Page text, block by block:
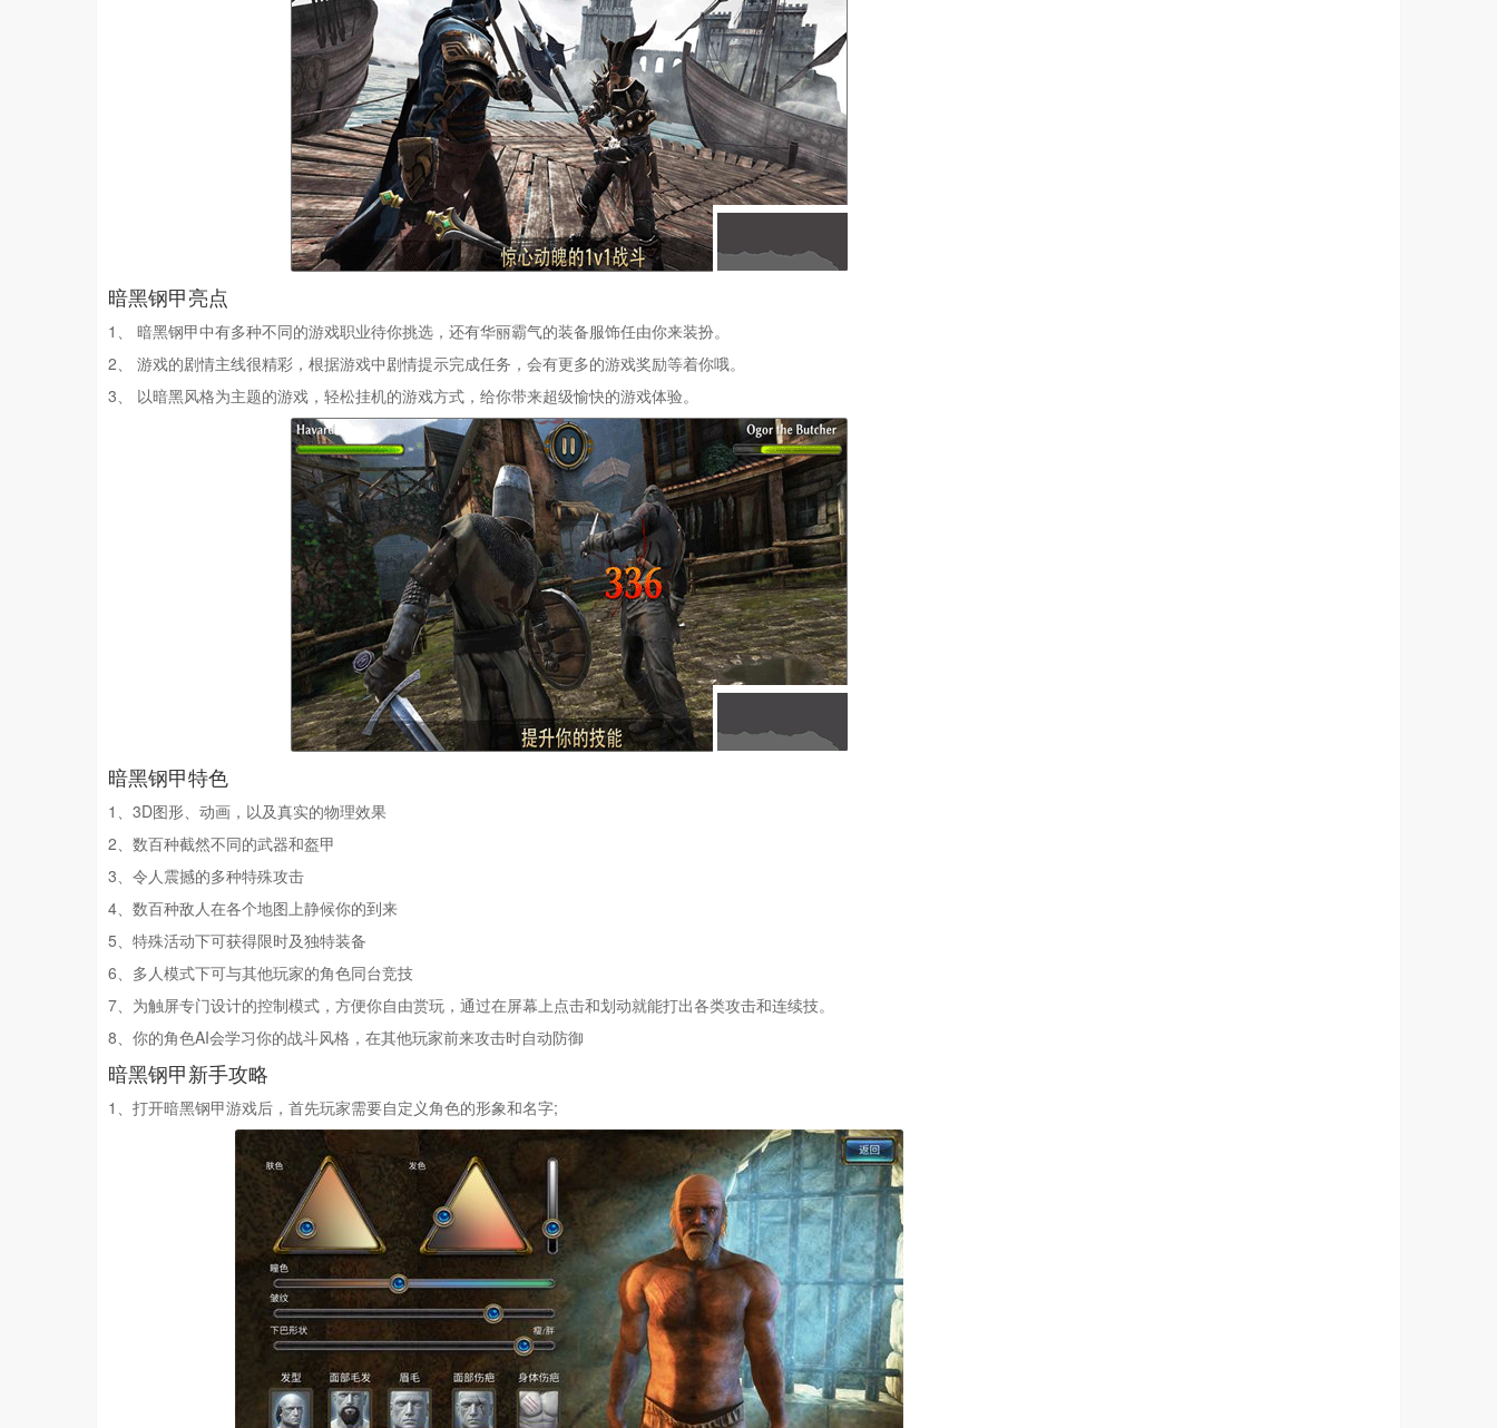
暗黑钢甲亮点
1、 暗黑钢甲中有多种不同的游戏职业待你挑选，还有华丽霸气的装备服饰任由你来装扮。
2、 游戏的剧情主线很精彩，根据游戏中剧情提示完成任务，会有更多的游戏奖励等着你哦。
3、 以暗黑风格为主题的游戏，轻松挂机的游戏方式，给你带来超级愉快的游戏体验。
暗黑钢甲特色
1、3D图形、动画，以及真实的物理效果
2、数百种截然不同的武器和盔甲
3、令人震撼的多种特殊攻击
4、数百种敌人在各个地图上静候你的到来
5、特殊活动下可获得限时及独特装备
6、多人模式下可与其他玩家的角色同台竞技
7、为触屏专门设计的控制模式，方便你自由赏玩，通过在屏幕上点击和划动就能打出各类攻击和连续技。
8、你的角色AI会学习你的战斗风格，在其他玩家前来攻击时自动防御
暗黑钢甲新手攻略
1、打开暗黑钢甲游戏后，首先玩家需要自定义角色的形象和名字;